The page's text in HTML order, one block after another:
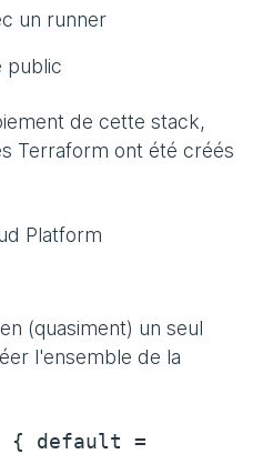
un runner
public
de cette stack,
Terraform ont été créés
Platform
(quasiment) un seul
l'ensemble de la
{ default =